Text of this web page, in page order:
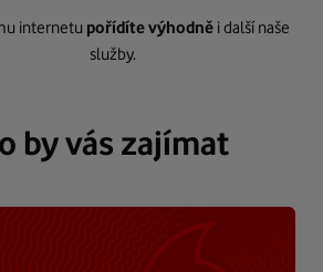
internetu pořídíte výhodně i další naše
služby.
by vás zajímat